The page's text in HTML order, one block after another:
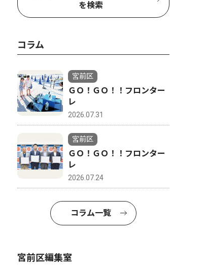
4
を検索
コラム
宮前区
ＧＯ！ＧＯ！！フロンター
レ
2026.07.31
宮前区
ＧＯ！ＧＯ！！フロンター
レ
2026.07.24
コラム一覧
宮前区編集室